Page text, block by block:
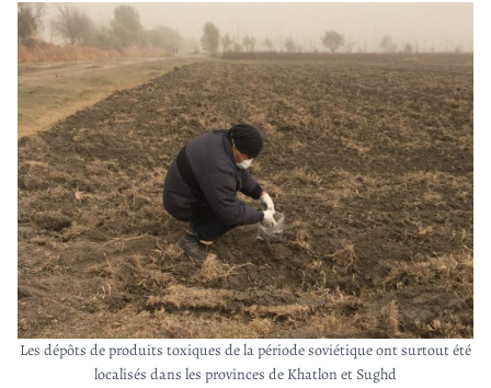
Les dépôts de produits toxiques de la période soviétique ont surtout été
localisés dans les provinces de Khatlon et Sughd